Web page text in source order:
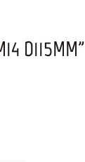
D115MM"